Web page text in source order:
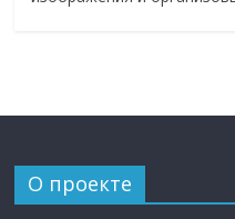
О проекте